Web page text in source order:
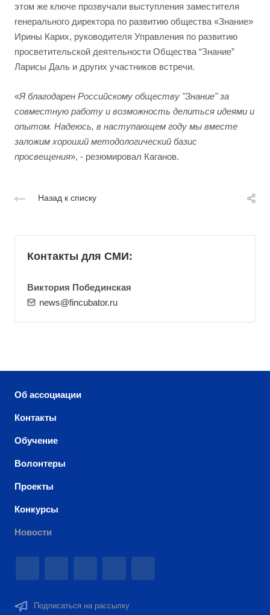
этом же ключе прозвучали выступления заместителя
генерального директора по развитию общества «Знание»
Ирины Карих, руководителя Управления по развитию
просветительской деятельности Общества “Знание”
Ларисы Даль и других участников встречи.
«Я благодарен Российскому обществу "Знание" за
совместную работу и возможность делиться идеями и
опытом. Надеюсь, в наступающем году мы вместе
заложим хороший методологический базис
просвещения», - резюмировал Каганов.
Назад к списку
Контакты для СМИ:
Виктория Побединская
news@fincubator.ru
Об ассоциации
Контакты
Обучение
Волонтеры
Проекты
Конкурсы
Новости
Подписаться на рассылку